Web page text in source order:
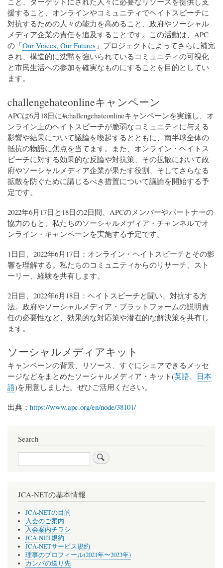
援すること、オンラインやコミュニティでヘイトスピーチに
対抗するための人々の能力を高めること、政府やソーシャル
メディア企業の責任を追及することです。この活動は、APC
の「Our Voices, Our Futures 」プロジェクトによってさらに補完
され、構造的に沈黙を強いられているコミュニティの可視化
と市民生活への参加を確実なものにすることを目的としてい
ます。
challengehateonlineキャンペーン
APCは6月18日に#challengehateonlineキャンペーンを実施し、オ
ンライン上のヘイトスピーチが脆弱なコミュニティに与える
影響や結果について議論を喚起するとともに、南半球全体の
抵抗の物語に焦点を当てます。また、オンライン・ヘイトス
ピーチに対する効果的な反論や対抗策、その拡散において政
府やソーシャルメディア企業が果たす役割、そしてさらなる
拡散を防ぐために講じるべき措置について議論を開始する予
定です。
2022年6月17日と18日の2日間、APCのメンバーやパートナーの
協力のもと、私たちのソーシャルメディア・チャンネルでオ
ンライン・キャンペーンを実施する予定です。
1日目、2022年6月17日：オンライン・ヘイトスピーチとその影
響を理解する。私たちのコミュニティからのリサーチ、スト
ーリー、経験を共有します。
2日目、2022年6月18日：ヘイトスピーチと闘い、対抗する方
法。政府やソーシャルメディア・プラットフォームの説明責
任の必要性など、効果的な対応策や潜在的な解決策を共有し
ます。
ソーシャルメディアキット
キャンペーンの背景、リソース、すぐにシェアできるメッセ
ージなどをまとめたソーシャルメディア・キット(英語
日本
語)を用意しました。ぜひご活用ください。
出典： https://www.apc.org/en/node/38101/
Search
Search
JCA-NETの基本情報
JCA-NETの目的
入会のご案内
入会案内チラシ
JCA-NET規約
JCA-NETサービス規約
理事のプロフィール(2021年〜2023年)
カンパの送り先